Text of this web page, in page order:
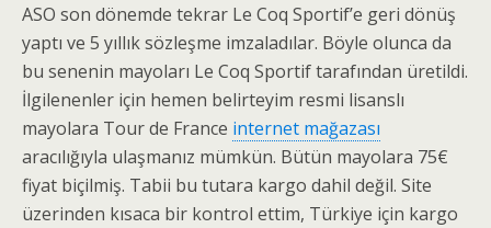
ASO son dönemde tekrar Le Coq Sportif’e geri dönüş
yaptı ve 5 yıllık sözleşme imzaladılar. Böyle olunca da
bu senenin mayoları Le Coq Sportif tarafından üretildi.
İlgilenenler için hemen belirteyim resmi lisanslı
mayolara Tour de France internet mağazası
aracılığıyla ulaşmanız mümkün. Bütün mayolara 75€
fiyat biçilmiş. Tabii bu tutara kargo dahil değil. Site
üzerinden kısaca bir kontrol ettim, Türkiye için kargo